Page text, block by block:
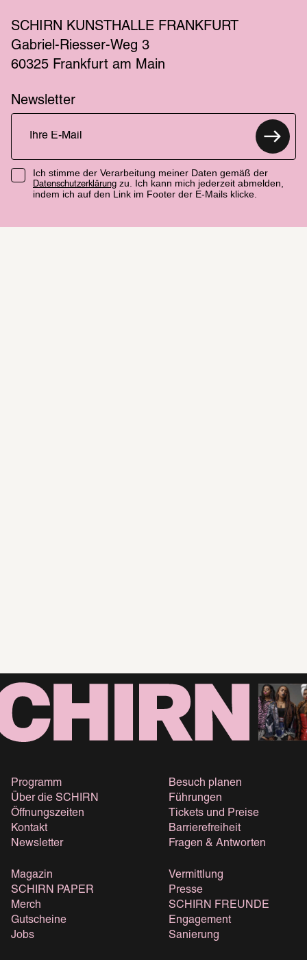
SCHIRN KUNSTHALLE FRANKFURT
Gabriel-Riesser-Weg 3
60325 Frankfurt am Main
Newsletter
Ich stimme der Verarbeitung meiner Daten gemäß der
Datenschutzerklärung zu. Ich kann mich jederzeit abmelden,
indem ich auf den Link im Footer der E-Mails klicke.
Programm
Über die SCHIRN
Öffnungszeiten
Kontakt
Newsletter
Besuch planen
Führungen
Tickets und Preise
Barrierefreiheit
Fragen & Antworten
Magazin
SCHIRN PAPER
Merch
Gutscheine
Jobs
Vermittlung
Presse
SCHIRN FREUNDE
Engagement
Sanierung